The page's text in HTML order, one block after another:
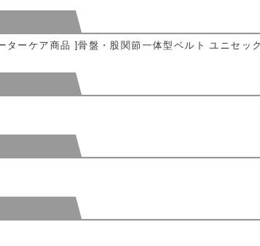
ターケア商品 ]骨盤・股関節一体型ベルト ユニセッ